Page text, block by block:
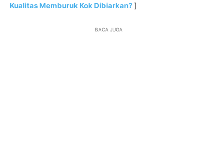
Kualitas Memburuk Kok Dibiarkan? ]
BACA JUGA